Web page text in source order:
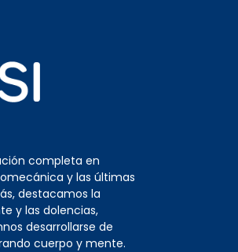
completa en
y las últimas
destacamos la
y las dolencias,
desarrollarse de
cuerpo y mente.